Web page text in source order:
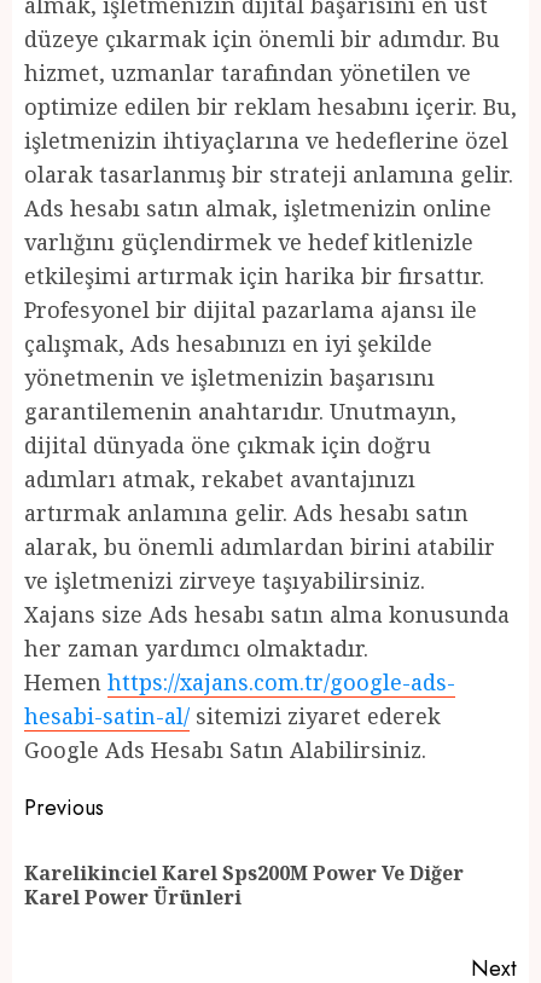
düzeye çıkarmak için önemli bir adımdır. Bu
hizmet, uzmanlar tarafından yönetilen ve
optimize edilen bir reklam hesabını içerir. Bu,
işletmenizin ihtiyaçlarına ve hedeflerine özel
olarak tasarlanmış bir strateji anlamına gelir.
Ads hesabı satın almak, işletmenizin online
varlığını güçlendirmek ve hedef kitlenizle
etkileşimi artırmak için harika bir fırsattır.
Profesyonel bir dijital pazarlama ajansı ile
çalışmak, Ads hesabınızı en iyi şekilde
yönetmenin ve işletmenizin başarısını
garantilemenin anahtarıdır. Unutmayın,
dijital dünyada öne çıkmak için doğru
adımları atmak, rekabet avantajınızı
artırmak anlamına gelir. Ads hesabı satın
alarak, bu önemli adımlardan birini atabilir
ve işletmenizi zirveye taşıyabilirsiniz.
Xajans size Ads hesabı satın alma konusunda
her zaman yardımcı olmaktadır.
Hemen https://xajans.com.tr/google-ads-
hesabi-satin-al/ sitemizi ziyaret ederek
Google Ads Hesabı Satın Alabilirsiniz.
Post
navigation
Previous
Karelikinciel Karel Sps200M Power Ve Diğer
Karel Power Ürünleri
Next